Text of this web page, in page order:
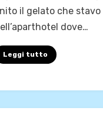
il gelato che
dove…
Leggi tutto